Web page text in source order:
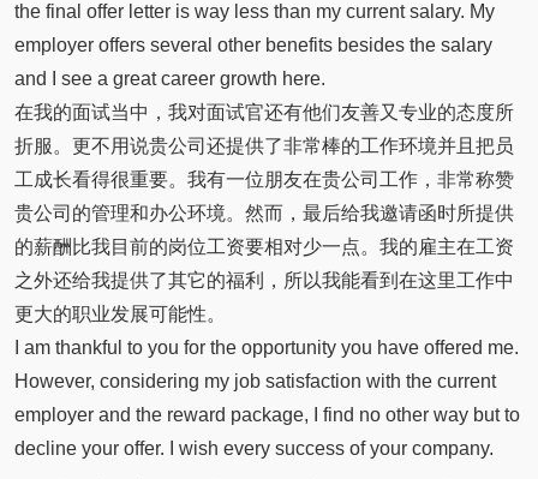
the final offer letter is way less than my current salary. My
employer offers several other benefits besides the salary
and I see a great career growth here.
在我的面试当中，我对面试官还有他们友善又专业的态度所
折服。更不用说贵公司还提供了非常棒的工作环境并且把员
工成长看得很重要。我有一位朋友在贵公司工作，非常称赞
贵公司的管理和办公环境。然而，最后给我邀请函时所提供
的薪酬比我目前的岗位工资要相对少一点。我的雇主在工资
之外还给我提供了其它的福利，所以我能看到在这里工作中
更大的职业发展可能性。
I am thankful to you for the opportunity you have offered me.
However, considering my job satisfaction with the current
employer and the reward package, I find no other way but to
decline your offer. I wish every success of your company.